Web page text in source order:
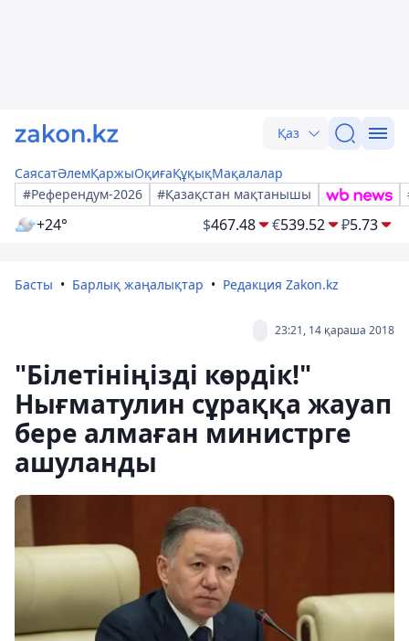
Қаз
СаясатӘлемҚаржыОқиғаҚұқықМақалалар
#Референдум-2026
#Қазақстан мақтанышы
+24° $467.48 €539.52 ₽5.73
Басты Барлық жаңалықтар Редакция Zakon.kz
23:21, 14 қараша 2018
"Білетініңізді көрдік!"
Нығматулин сұраққа жауап
бере алмаған министрге
ашуланды